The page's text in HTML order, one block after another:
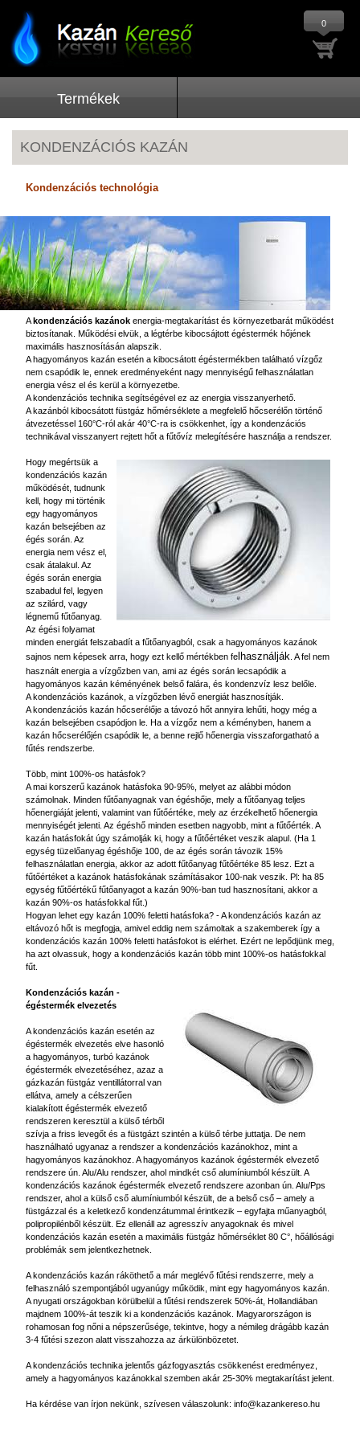
0
Termékek
KONDENZÁCIÓS KAZÁN
Kondenzációs technológia
Akondenzációs kazánok energia-megtakarítást és környezetbarát működést
biztosítanak. Működési elvük, a légtérbe kibocsájtott égéstermék hőjének
maximális hasznosításán alapszik.
A hagyományos kazán esetén a kibocsátott égéstermékben található vízgőz
nem csapódik le, ennek eredményeként nagy mennyiségű felhasználatlan
energia vész el és kerül a környezetbe.
A kondenzációs technika segítségével ez az energia visszanyerhető
Akazánból kibocsátott füstgáz hőmérséklete a megfelelő hőcserélőn történő
átvezetéssel 160°C-ról akár 40°C-ra is csökkenhet, így a kondenzációs
technikával visszanyert rejtett hőt a fűtővíz melegítésére használja a rendszer.
Hogy megértsük a
kondenzációs kazán
működését, tudnunk
kell, hogy mi történik
egy hagyományos
kazán belsejében az
égés során. Az
energia nem vész el,
csak átalakul. Az
égés során energia
szabadul fel, legyen
az szilárd, vagy
légnemű fűtőanyag.
Az égési folyamat
minden energiát felszabadít a fűtőanyagból, csak a hagyományos kazánok
sajnos nem képesek arra, hogy ezt kellő mértékben fe lhasználják . A fel nem
használt energia a vízgőzben van, ami az égés során lecsapódik a
hagyományos kazán kéményének belső falára, és kondenzvíz lesz belőle.
A kondenzációs kazánok, a vízgőzben lévő energiát hasznosítják.
A kondenzációs kazán hőcserélője a távozó hőt annyira lehűti, hogy még a
kazán belsejében csapódjon le. Ha a vízgőz nem a kéményben, hanem a
kazán hőcserélőjén csapódik le, a benne rejlő hőenergia visszaforgatható a
fűtés rendszerbe.
Több, mint 100%-os hatásfok?
A mai korszerű kazánok hatásfoka 90-95%, melyet az alábbi módon
számolnak. Minden fűtőanyagnak van égéshője, mely a fűtőanyag teljes
hőenergiáját jelenti, valamint van fűtőértéke, mely az érzékelhető hőenergia
mennyiségét jelenti. Az égéshő minden esetben nagyobb, mint a fűtőérték. A
kazán hatásfokát úgy számolják ki, hogy a fűtőértéket veszik alapul. (Ha 1
egység tüzelőanyag égéshője 100, de az égés során távozik 15%
felhasználatlan energia, akkor az adott fűtőanyag fűtőértéke 85 lesz. Ezt a
fűtőértéket a kazánok hatásfokának számításakor 100-nak veszik. Pl: ha 85
egység fűtőértékű fűtőanyagot a kazán 90%-ban tud hasznosítani, akkor a
kazán 90%-os hatásfokkal fűt.)
Hogyan lehet egy kazán 100% feletti hatásfoka? - A kondenzációs kazán az
eltávozó hőt is megfogja, amivel eddig nem számoltak a szakemberek így a
kondenzációs kazán 100% feletti hatásfokot is elérhet. Ezért ne lepődjünk meg,
ha azt olvassuk, hogy a kondenzációs kazán több mint 100%-os hatásfokkal
fűt.
Kondenzációs kazán -
égéstermék elvezetés
A kondenzációs kazán esetén az
égéstermék elvezetés elve hasonló
a hagyományos, turbó kazánok
égéstermék elvezetéséhez, azaz a
gázkazán füstgáz ventillátorral van
ellátva, amely a célszerűen
kialakított égéstermék elvezető
rendszeren keresztül a külső térből
szívja a friss levegőt és a füstgázt szintén a külső térbe juttatja. De nem
használható ugyanaz a rendszer a kondenzációs kazánokhoz, mint a
hagyományos kazánokhoz. A hagyományos kazánok égéstermék elvezető
rendszere ún. Alu/Alu rendszer, ahol mindkét cső alumíniumból készült. A
kondenzációs kazánok égéstermék elvezető rendszere azonban ún. Alu/Pps
rendszer, ahol a külső cső alumíniumból készült, de a belső cső – amely a
füstgázzal és a keletkező kondenzátummal érintkezik – egyfajta műanyagból,
polipropilénből készült. Ez ellenáll az agresszív anyagoknak és mivel
kondenzációs kazán esetén a maximális füstgáz hőmérséklet 80 C°, hőállósági
problémák sem jelentkezhetnek.
A kondenzációs kazán ráköthető a már meglévő fűtési rendszerre, mely a
felhasználó szempontjából ugyanúgy működik, mint egy hagyományos kazán.
A nyugati országokban körülbelül a fűtési rendszerek 50%-át, Hollandiában
majdnem 100%-át teszik ki a kondenzációs kazánok. Magyarországon is
rohamosan fog nőni a népszerűsége, tekintve, hogy a némileg drágább kazán
3-4 fűtési szezon alatt visszahozza az árkülönbözetet.
Akondenzációs technika jelentős gázfogyasztás csökkenést eredményez,
amely a hagyományos kazánokkal szemben akár 25-30% megtakarítást jelent.
Ha kérdése van írjon nekünk, szívesen válaszolunk: info@kazankereso.hu